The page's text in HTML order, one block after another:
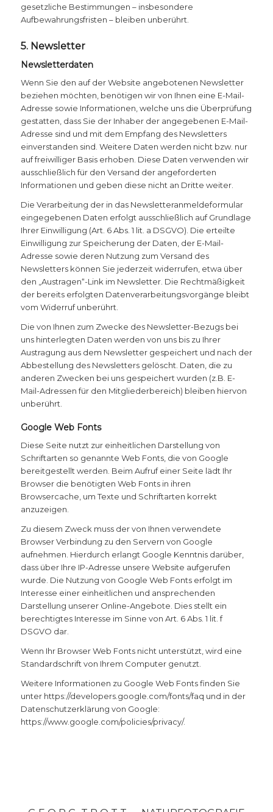
gesetzliche Bestimmungen – insbesondere
Aufbewahrungsfristen – bleiben unberührt.
5. Newsletter
Newsletterdaten
Wenn Sie den auf der Website angebotenen Newsletter
beziehen möchten, benötigen wir von Ihnen eine E-Mail-
Adresse sowie Informationen, welche uns die Überprüfung
gestatten, dass Sie der Inhaber der angegebenen E-Mail-
Adresse sind und mit dem Empfang des Newsletters
einverstanden sind. Weitere Daten werden nicht bzw. nur
auf freiwilliger Basis erhoben. Diese Daten verwenden wir
ausschließlich für den Versand der angeforderten
Informationen und geben diese nicht an Dritte weiter.
Die Verarbeitung der in das Newsletteranmeldeformular
eingegebenen Daten erfolgt ausschließlich auf Grundlage
Ihrer Einwilligung (Art. 6 Abs. 1 lit. a DSGVO). Die erteilte
Einwilligung zur Speicherung der Daten, der E-Mail-
Adresse sowie deren Nutzung zum Versand des
Newsletters können Sie jederzeit widerrufen, etwa über
den „Austragen“-Link im Newsletter. Die Rechtmäßigkeit
der bereits erfolgten Datenverarbeitungsvorgänge bleibt
vom Widerruf unberührt.
Die von Ihnen zum Zwecke des Newsletter-Bezugs bei
uns hinterlegten Daten werden von uns bis zu Ihrer
Austragung aus dem Newsletter gespeichert und nach der
Abbestellung des Newsletters gelöscht. Daten, die zu
anderen Zwecken bei uns gespeichert wurden (z.B. E-
Mail-Adressen für den Mitgliederbereich) bleiben hiervon
unberührt.
Google Web Fonts
Diese Seite nutzt zur einheitlichen Darstellung von
Schriftarten so genannte Web Fonts, die von Google
bereitgestellt werden. Beim Aufruf einer Seite lädt Ihr
Browser die benötigten Web Fonts in ihren
Browsercache, um Texte und Schriftarten korrekt
anzuzeigen.
Zu diesem Zweck muss der von Ihnen verwendete
Browser Verbindung zu den Servern von Google
aufnehmen. Hierdurch erlangt Google Kenntnis darüber,
dass über Ihre IP-Adresse unsere Website aufgerufen
wurde. Die Nutzung von Google Web Fonts erfolgt im
Interesse einer einheitlichen und ansprechenden
Darstellung unserer Online-Angebote. Dies stellt ein
berechtigtes Interesse im Sinne von Art. 6 Abs. 1 lit. f
DSGVO dar.
Wenn Ihr Browser Web Fonts nicht unterstützt, wird eine
Standardschrift von Ihrem Computer genutzt.
Weitere Informationen zu Google Web Fonts finden Sie
unter https://developers.google.com/fonts/faq und in der
Datenschutzerklärung von Google:
https://www.google.com/policies/privacy/.